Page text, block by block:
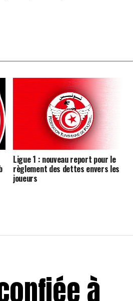
Ligue 1 : nouveau report pour le
règlement des dettes envers les
joueurs
à